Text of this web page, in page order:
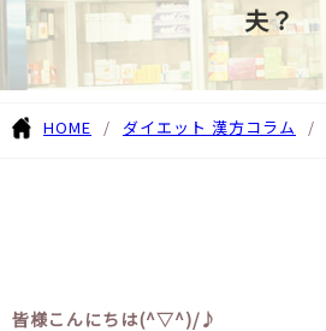
夫？
HOME ダイエット 漢方コラム
皆様こんにちは(^▽^)/♪